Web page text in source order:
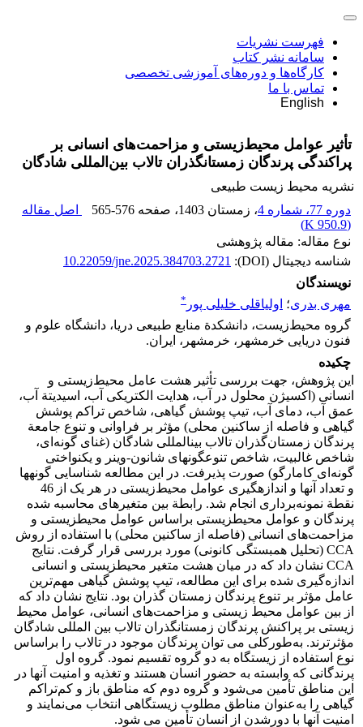
فهرست نشریات
سامانه نشر کتاب
کارگاه‌ها و دوره‌های آموزشی تخصصی
تماس با ما
English
تأثیر عوامل محیط‌زیستی و مزاحمت‌های انسانی بر
پراکندگی پرندگان زمستانگذران تالاب بین‌المللی شادگان
نشریه محیط زیست طبیعی
دوره 77، شماره 4
، زمستان 1403 ، صفحه 565-576
اصل مقاله
(
950.9 K
)
نوع مقاله: مقاله پژوهشی
شناسه دیجیتال (DOI):
10.22059/jne.2025.384703.2721
نویسندگان
مهری بدری؛ اولیاقلی خلیلی پور *
گروه محیط‌زیست، دانشکدة منابع طبیعی دریا، دانشگاه علوم و
فنون دریایی خرمشهر، خرمشهر، ایران.
چکیده
این پژوهش، جهت بررسی تأثیر هشت عامل محیط‌زیستی و
انسانی (اکسیژن محلول در آب، هدایت الکتریکی آب، اسیدیتة آب،
عمق آب، دمای آب، تیپ پوشش گیاهی، شاخص تراکم پوشش
گیاهی و فاصله از ساکنین محلی) مؤثر بر فراوانی و تنوع جامعة
پرندگان زمستان‌گذران تالاب بین­المللی شادگان (غنای­ گونه‌ای،
شاخص غالبیت، شاخص تنوع­گونه­ای شانون-وینر و یکنواختی
گونه‌ای کامارگو) صورت پذیرفت. در این مطالعه شناسایی گونه­ها
و تعداد آنها و اندازه­گیری عوامل محیط‌زیستی در هر یک از 46
نقطة نمونه‌برداری انجام شد. رابطة بین متغیرهای محاسبه شده
پرندگان و عوامل محیط­زیستی براساس عوامل محیط­زیستی و
مزاحمت‌های انسانی (فاصله از ساکنین محلی) با استفاده از روش
CCA (تحلیل همبستگی کانونی) مورد بررسی قرار گرفت. نتایج
CCA نشان داد که در میان‌ هشت متغیر محیط­زیستی و انسانی
اندازه‌گیری شده برای این مطالعه، تیپ پوشش ­گیاهی مهم‌ترین
عامل مؤثر بر تنوع­ پرندگان زمستان­ گذران بود. نتایج نشان داد که
از بین عوامل محیط ­زیستی و مزاحمت‌های انسانی، عوامل محیط
­زیستی بر پراکنش پرندگان زمستان­گذران تالاب بین ­المللی شادگان
مؤثرترند. به‌طورکلی می­ توان پرندگان موجود در تالاب را براساس
نوع استفاده از زیستگاه به دو گروه تقسیم نمود. گروه اول
پرندگانی که وابسته به حضور انسان هستند و تغذیه و امنیت آنها در
این مناطق تأمین می‌شود و گروه دوم که مناطق باز و کم‌تراکم
گیاهی را به‌عنوان مناطق مطلوب زیستگاهی انتخاب می‌نمایند و
امنیت آنها با دورشدن از انسان تأمین می ­شود.